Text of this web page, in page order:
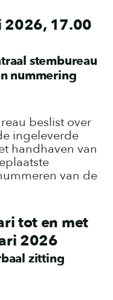
2026, 17.00
stembureau
nummering
beslist over
ingeleverde
handhaven van
van de
tot en met
2026
zitting